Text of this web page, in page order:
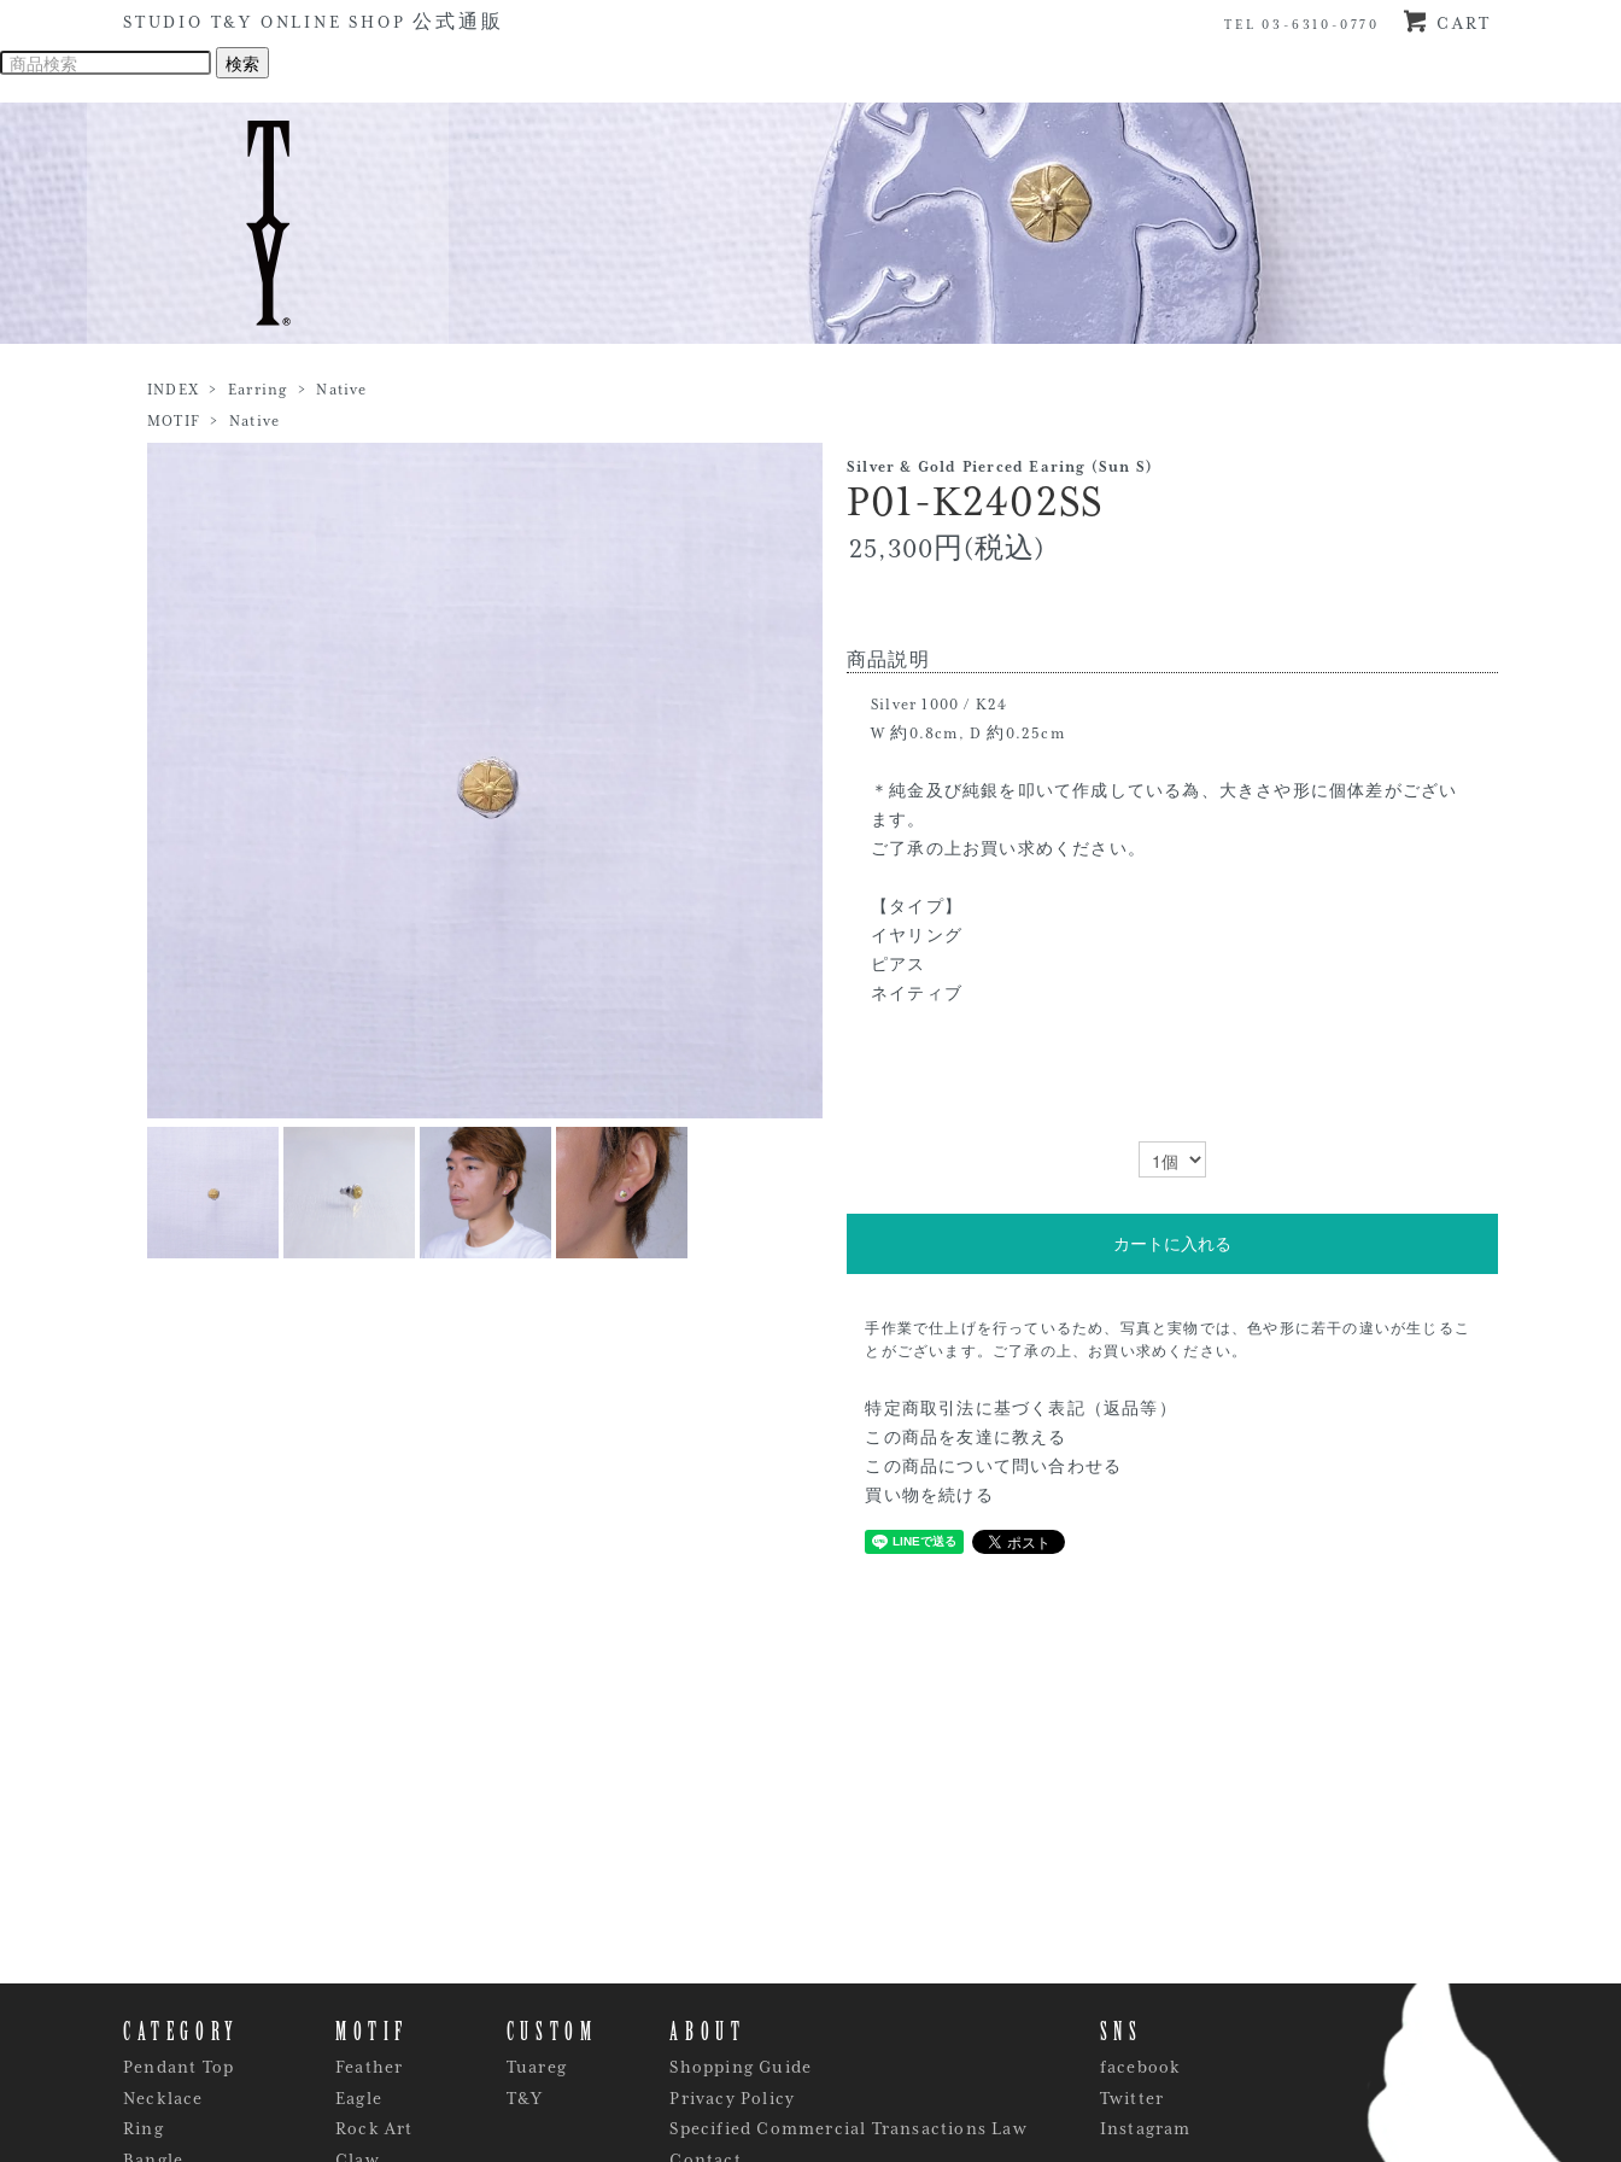
TEL 03-6310-0770 CART
STUDIO T&Y ONLINE SHOP 公式通販
INDEX >Earring >Native
MOTIF
>Native
Silver & Gold Pierced Earing (Sun S)
P01-K2402SS
25,300円(税込)
商品説明
Silver 1000 / K24
W 約0.8cm, D 約0.25cm
＊純金及び純銀を叩いて作成している為、大きさや形に個体差がござい
ます。
ご了承の上お買い求めください。
【タイプ】
イヤリング
ピアス
ネイティブ
カートに入れる
手作業で仕上げを行っているため、写真と実物では、色や形に若干の違いが生じるこ
とがございます。ご了承の上、お買い求めください。
特定商取引法に基づく表記（返品等）
この商品を友達に教える
この商品について問い合わせる
買い物を続ける
CATEGORY
Pendant Top
Necklace
Ring
MOTIF
Feather
Eagle
Rock Art
CUSTOM
Tuareg
T&Y
ABOUT
Shopping Guide
Privacy Policy
Specified Commercial Transactions Law
SNS
facebook
Twitter
Instagram